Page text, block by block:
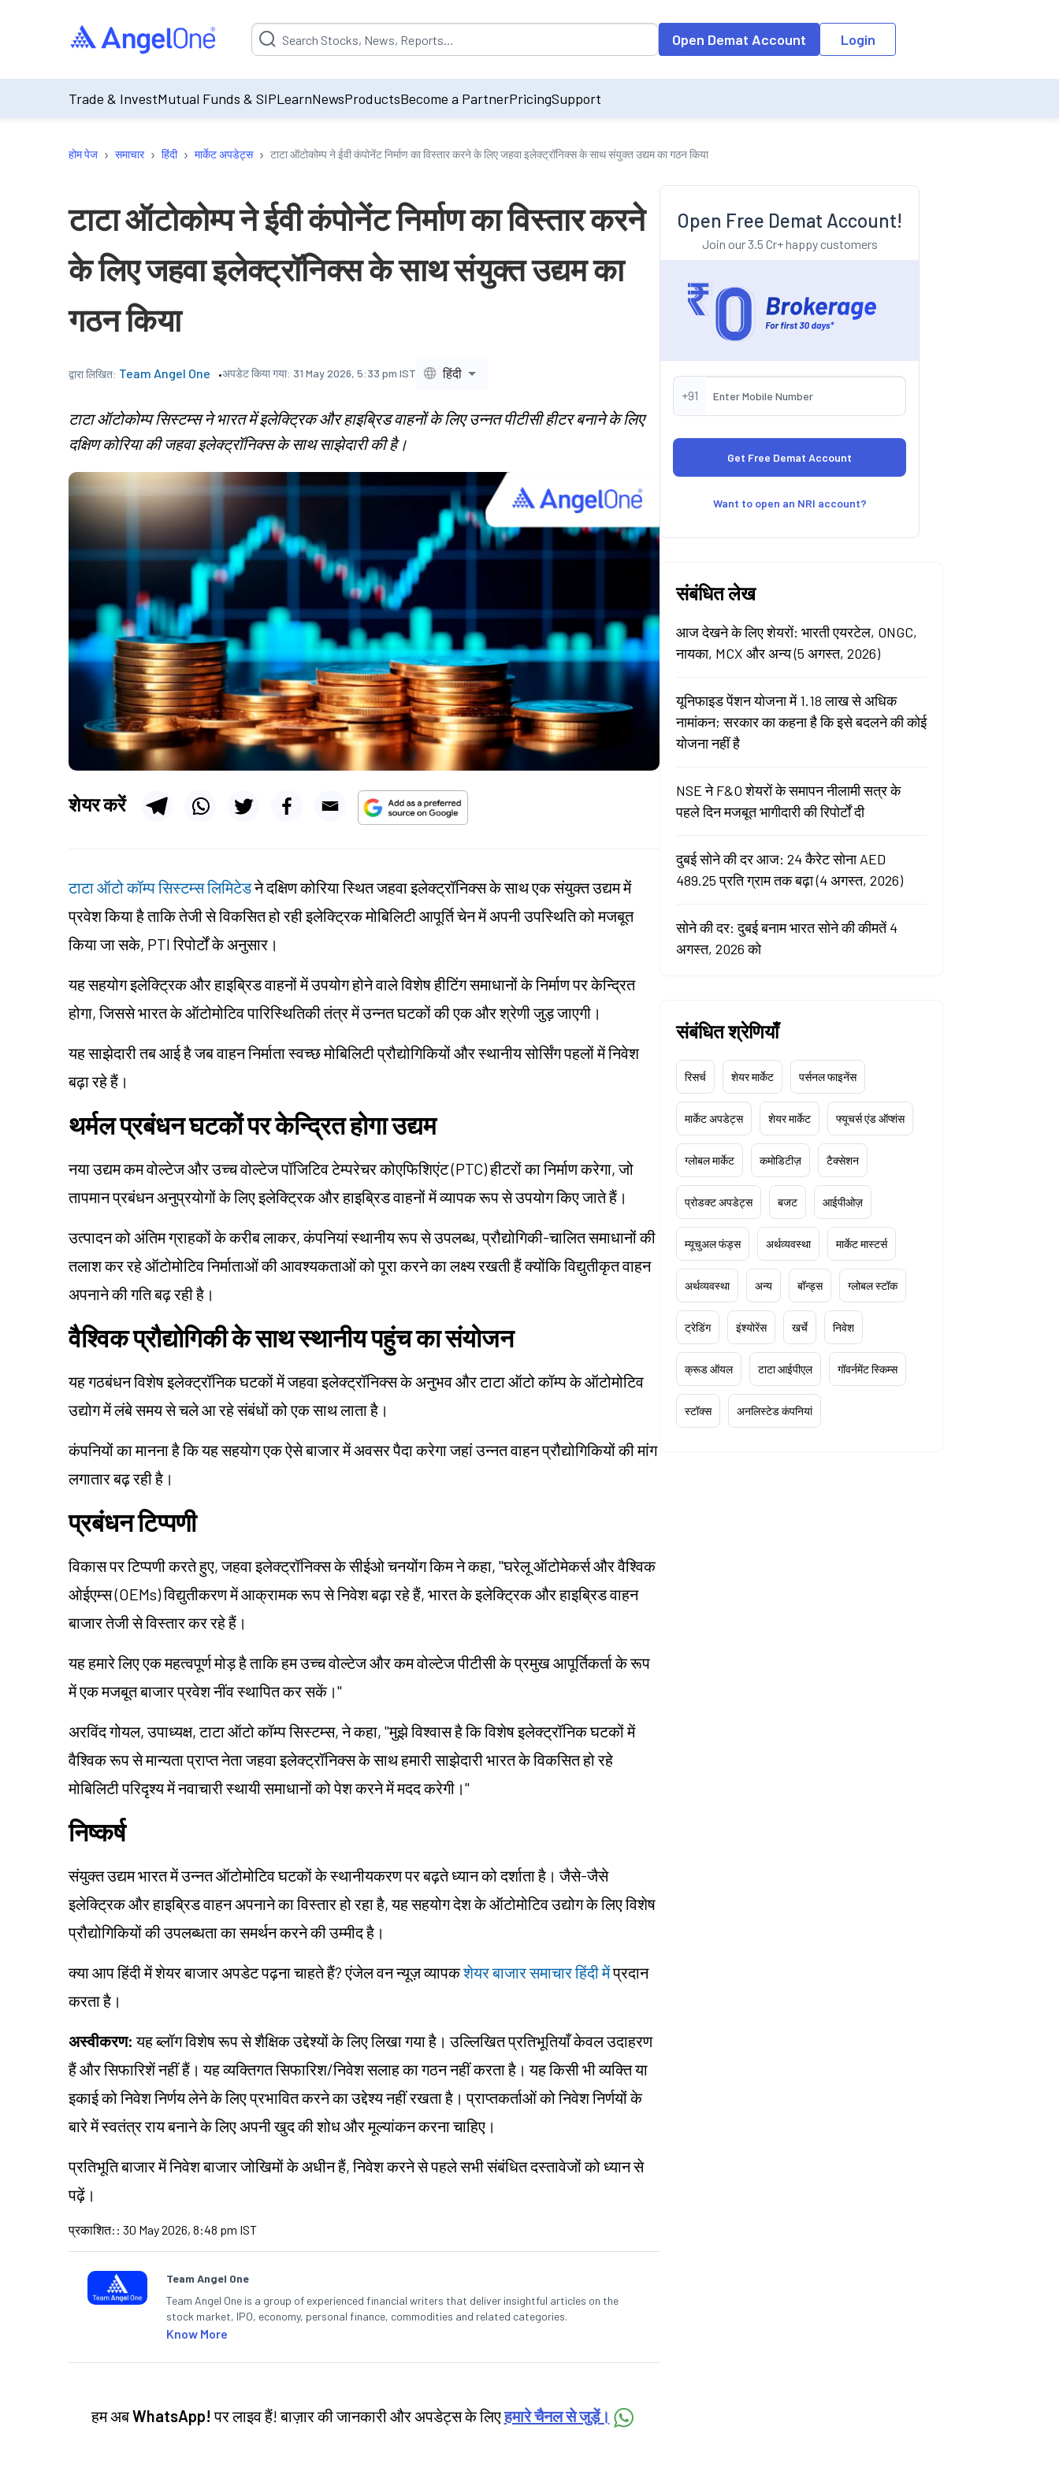
Suggestion will be populated by default on accessing the input field. On entering data into the input field, the suggestion list will be updated as per the
Open Demat Account Login
Trade & InvestMutual Funds & SIPLearnNewsProductsBecome a PartnerPricingSupport
होम पेज › समाचार › हिंदी › मार्केट अपडेट्स › टाटा ऑटोकोम्प ने ईवी कंपोनेंट निर्माण का विस्तार करने के लिए जहवा इलेक्ट्रॉनिक्स के साथ संयुक्त उद्यम का गठन किया
टाटा ऑटोकोम्प ने ईवी कंपोनेंट निर्माण का विस्तार करने
के लिए जहवा इलेक्ट्रॉनिक्स के साथ संयुक्त उद्यम का
गठन किया
द्वारा लिखित: Team Angel One अपडेट किया गया: 31 May 2026, 5:33 pm IST हिंदी
टाटा ऑटोकोम्प सिस्टम्स ने भारत में इलेक्ट्रिक और हाइब्रिड वाहनों के लिए उन्नत पीटीसी हीटर बनाने के लिए
दक्षिण कोरिया की जहवा इलेक्ट्रॉनिक्स के साथ साझेदारी की है।
शेयर करें
टाटा ऑटो कॉम्प सिस्टम्स लिमिटेडने दक्षिण कोरिया स्थित जहवा इलेक्ट्रॉनिक्स के साथ एक संयुक्त उद्यम में
प्रवेश किया है ताकि तेजी से विकसित हो रही इलेक्ट्रिक मोबिलिटी आपूर्ति चेन में अपनी उपस्थिति को मजबूत
किया जा सके, PTI रिपोर्टों के अनुसार।
यह सहयोग इलेक्ट्रिक और हाइब्रिड वाहनों में उपयोग होने वाले विशेष हीटिंग समाधानों के निर्माण पर केन्द्रित
होगा, जिससे भारत के ऑटोमोटिव पारिस्थितिकी तंत्र में उन्नत घटकों की एक और श्रेणी जुड़ जाएगी।
यह साझेदारी तब आई है जब वाहन निर्माता स्वच्छ मोबिलिटी प्रौद्योगिकियों और स्थानीय सोर्सिंग पहलों में निवेश
बढ़ा रहे हैं।
थर्मल प्रबंधन घटकों पर केन्द्रित होगा उद्यम
नया उद्यम कम वोल्टेज और उच्च वोल्टेज पॉजिटिव टेम्परेचर कोएफिशिएंट (PTC) हीटरों का निर्माण करेगा, जो
तापमान प्रबंधन अनुप्रयोगों के लिए इलेक्ट्रिक और हाइब्रिड वाहनों में व्यापक रूप से उपयोग किए जाते हैं।
उत्पादन को अंतिम ग्राहकों के करीब लाकर, कंपनियां स्थानीय रूप से उपलब्ध, प्रौद्योगिकी-चालित समाधानों की
तलाश कर रहे ऑटोमोटिव निर्माताओं की आवश्यकताओं को पूरा करने का लक्ष्य रखती हैं क्योंकि विद्युतीकृत वाहन
अपनाने की गति बढ़ रही है।
वैश्विक प्रौद्योगिकी के साथ स्थानीय पहुंच का संयोजन
यह गठबंधन विशेष इलेक्ट्रॉनिक घटकों में जहवा इलेक्ट्रॉनिक्स के अनुभव और टाटा ऑटो कॉम्प के ऑटोमोटिव
उद्योग में लंबे समय से चले आ रहे संबंधों को एक साथ लाता है।
कंपनियों का मानना है कि यह सहयोग एक ऐसे बाजार में अवसर पैदा करेगा जहां उन्नत वाहन प्रौद्योगिकियों की मांग
लगातार बढ़ रही है।
प्रबंधन टिप्पणी
विकास पर टिप्पणी करते हुए, जहवा इलेक्ट्रॉनिक्स के सीईओ चनयोंग किम ने कहा, "घरेलू ऑटोमेकर्स और वैश्विक
ओईएम्स (OEMs) विद्युतीकरण में आक्रामक रूप से निवेश बढ़ा रहे हैं, भारत के इलेक्ट्रिक और हाइब्रिड वाहन
बाजार तेजी से विस्तार कर रहे हैं।
यह हमारे लिए एक महत्वपूर्ण मोड़ है ताकि हम उच्च वोल्टेज और कम वोल्टेज पीटीसी के प्रमुख आपूर्तिकर्ता के रूप
में एक मजबूत बाजार प्रवेश नींव स्थापित कर सकें।"
अरविंद गोयल, उपाध्यक्ष, टाटा ऑटो कॉम्प सिस्टम्स, ने कहा, "मुझे विश्वास है कि विशेष इलेक्ट्रॉनिक घटकों में
वैश्विक रूप से मान्यता प्राप्त नेता जहवा इलेक्ट्रॉनिक्स के साथ हमारी साझेदारी भारत के विकसित हो रहे
मोबिलिटी परिदृश्य में नवाचारी स्थायी समाधानों को पेश करने में मदद करेगी।"
निष्कर्ष
संयुक्त उद्यम भारत में उन्नत ऑटोमोटिव घटकों के स्थानीयकरण पर बढ़ते ध्यान को दर्शाता है। जैसे-जैसे
इलेक्ट्रिक और हाइब्रिड वाहन अपनाने का विस्तार हो रहा है, यह सहयोग देश के ऑटोमोटिव उद्योग के लिए विशेष
प्रौद्योगिकियों की उपलब्धता का समर्थन करने की उम्मीद है।
क्या आप हिंदी में शेयर बाजार अपडेट पढ़ना चाहते हैं? एंजेल वन न्यूज़ व्यापकशेयर बाजार समाचार हिंदी मेंप्रदान
करता है।
अस्वीकरण: यह ब्लॉग विशेष रूप से शैक्षिक उद्देश्यों के लिए लिखा गया है। उल्लिखित प्रतिभूतियाँ केवल उदाहरण
हैं और सिफारिशें नहीं हैं। यह व्यक्तिगत सिफारिश/निवेश सलाह का गठन नहीं करता है। यह किसी भी व्यक्ति या
इकाई को निवेश निर्णय लेने के लिए प्रभावित करने का उद्देश्य नहीं रखता है। प्राप्तकर्ताओं को निवेश निर्णयों के
बारे में स्वतंत्र राय बनाने के लिए अपनी खुद की शोध और मूल्यांकन करना चाहिए।
प्रतिभूति बाजार में निवेश बाजार जोखिमों के अधीन हैं, निवेश करने से पहले सभी संबंधित दस्तावेजों को ध्यान से
पढ़ें।
प्रकाशित: : 30 May 2026, 8:48 pm IST
Team Angel One
Team Angel One is a group of experienced financial writers that deliver insightful articles on the
stock market, IPO, economy, personal finance, commodities and related categories.
Know More
हम अबWhatsApp! पर लाइव हैं! बाज़ार की जानकारी और अपडेट्स के लिएहमारे चैनल से जुड़ें।
Open Free Demat Account!
Join our 3.5 Cr+ happy customers
+91
Want to open an NRI account?
संबंधित लेख
आज देखने के लिए शेयरों: भारती एयरटेल, ONGC,
नायका, MCX और अन्य (5 अगस्त, 2026)
यूनिफाइड पेंशन योजना में 1.18 लाख से अधिक
नामांकन; सरकार का कहना है कि इसे बदलने की कोई
योजना नहीं है
NSE ने F&O शेयरों के समापन नीलामी सत्र के
पहले दिन मजबूत भागीदारी की रिपोर्टों दी
दुबई सोने की दर आज: 24 कैरेट सोना AED
489.25 प्रति ग्राम तक बढ़ा (4 अगस्त, 2026)
सोने की दर: दुबई बनाम भारत सोने की कीमतें 4
अगस्त, 2026 को
संबंधित श्रेणियाँ
रिसर्च शेयर मार्केट पर्सनल फाइनेंस
मार्केट अपडेट्स शेयर मार्केट फ्यूचर्स एंड ऑप्शंस
ग्लोबल मार्केट कमोडिटीज़ टैक्सेशन
प्रोडक्ट अपडेट्स बजट आईपीओज़
म्यूचुअल फंड्स अर्थव्यवस्था मार्केट मास्टर्स
अर्थव्यवस्था अन्य बॉन्ड्स ग्लोबल स्टॉक
ट्रेडिंग इंश्योरेंस खर्चे निवेश
क्रूड ऑयल टाटा आईपीएल गॉवर्नमेंट स्किम्स
स्टॉक्स अनलिस्टेड कंपनियां